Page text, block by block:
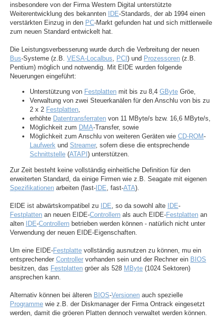
insbesondere von der Firma Western Digital unterstützte
Weiterentwicklung des bekannten
IDE-Standards, der ab 1994 einen
verstärkten Einzug in den PC-Markt gefunden hat und sich mittlerweile
zum neuen Standard entwickelt hat.
Die Leistungsverbesserung wurde durch die Verbreitung der neuen
Bus-Systeme (z.B. VESA-Localbus, PCI ) und Prozessoren (z.B.
Pentium) möglich und notwendig. Mit EIDE wurden folgende
Neuerungen eingeführt:
Unterstützung von Festplatten mit bis zu 8,4 GByte Gröe,
Verwaltung von zwei Steuerkanälen für den Anschlu von bis zu
2 x 2 Festplatten,
erhöhte Datentransferraten von 11 MByte/s bzw. 16,6 MByte/s,
Möglichkeit zum DMA-Transfer, sowie
Möglichkeit zum Anschlu von weiteren Geräten wie CD-ROM-
Laufwerk und Streamer, sofern diese die entsprechende
Schnittstelle (ATAPI ) unterstützen.
Zur Zeit besteht keine vollständig einheitliche Definition für den
erweiterten Standard, da einige Firmen wie z.B. Seagate mit eigenen
Spezifikationen arbeiten (fast-IDE , fast-ATA).
EIDE ist abwärtskompatibel zu IDE , so da sowohl alte IDE-
Festplatten an neuen EIDE-Controllern als auch EIDE-Festplatten an
alten IDE-Controllern betrieben werden können - natürlich nicht unter
Verwendung der neuen EIDE-Eigenschaften.
Um eine EIDE-Festplatte vollständig ausnutzen zu können, mu ein
entsprechender Controller vorhanden sein und der Rechner ein BIOS
besitzen, das Festplatten gröer als 528 MByte (1024 Sektoren)
ansprechen kann.
Alternativ können bei älteren BIOS-Versionen auch spezielle
Programme wie z.B. der Diskmanager der Firma Ontrack eingesetzt
werden, damit die gröeren Platten dennoch verwaltet werden können.